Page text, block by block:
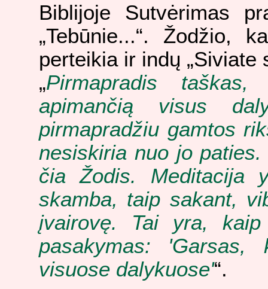
Biblijoje Sutvėrimas
„Tebūnie...“. Žodžio,
perteikia ir indų „Siviate
„Pirmapradis
apimančią visus
pirmapradžiu gamtos
nesiskiria nuo jo
čia Žodis. Meditacija
skamba, taip sakant,
įvairovę. Tai yra,
pasakymas:
visuose dalykuose'“.